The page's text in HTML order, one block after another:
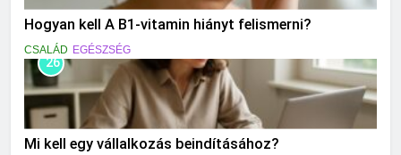
Hogyan kell A B1-vitamin hiányt felismerni?
CSALÁD EGÉSZSÉG
26
Mi kell egy vállalkozás beindításához?